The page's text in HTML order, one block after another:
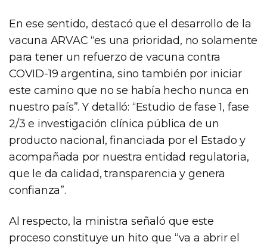
En ese sentido, destacó que el desarrollo de la
vacuna ARVAC “es una prioridad, no solamente
para tener un refuerzo de vacuna contra
COVID-19 argentina, sino también por iniciar
este camino que no se había hecho nunca en
nuestro país”. Y detalló: “Estudio de fase 1, fase
2/3 e investigación clínica pública de un
producto nacional, financiada por el Estado y
acompañada por nuestra entidad regulatoria,
que le da calidad, transparencia y genera
confianza”.
Al respecto, la ministra señaló que este
proceso constituye un hito que “va a abrir el